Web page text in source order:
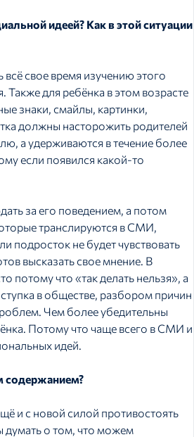
идеей? Как в этой ситуации
свое время изучению этого
для ребёнка в этом возрасте
знаки, смайлы, картинки,
должны насторожить родителей
а удерживаются в течение более
если появился какой-то
за его поведением, а потом
транслируются в СМИ,
подросток не будет чувствовать
высказать свое мнение. В
потому что «так делать нельзя», а
в обществе, разбором причин
Чем более убедительны
Потому что чаще всего в СМИ и
идей.
содержанием?
и с новой силой противостоять
о том, что можем